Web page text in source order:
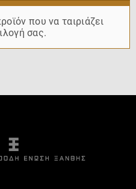
που να ταιριάζει
σας.